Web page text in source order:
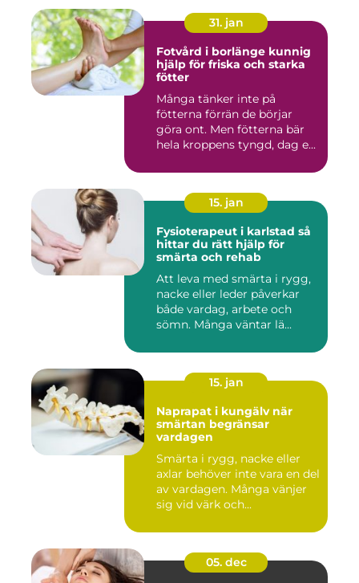
31. jan
Fotvård i borlänge kunnig
hjälp för friska och starka
fötter
Många tänker inte på
fötterna förrän de börjar
göra ont. Men fötterna bär
hela kroppens tyngd, dag e...
15. jan
Fysioterapeut i karlstad så
hittar du rätt hjälp för
smärta och rehab
Att leva med smärta i rygg,
nacke eller leder påverkar
både vardag, arbete och
sömn. Många väntar lä...
15. jan
Naprapat i kungälv när
smärtan begränsar
vardagen
Smärta i rygg, nacke eller
axlar behöver inte vara en del
av vardagen. Många vänjer
sig vid värk och...
05. dec